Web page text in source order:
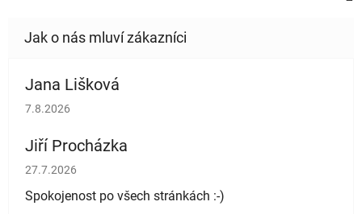
Jana Lišková
Hodnocení obchodu je 5 z 5 hvězdiček.
7.8.2026
Jiří Procházka
Hodnocení obchodu je 5 z 5 hvězdiček.
27.7.2026
Spokojenost po všech stránkách :-)